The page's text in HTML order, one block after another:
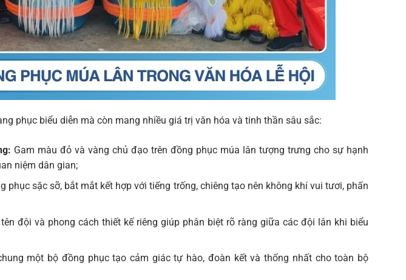
phục biểu diễn mà còn mang nhiều giá trị văn hóa và tinh thần sâu sắc:
Gam màu đỏ và vàng chủ đạo trên đồng phục múa lân tượng trưng cho sự hạnh
niệm dân gian;
phục sặc sỡ, bắt mắt kết hợp với tiếng trống, chiêng tạo nên không khí vui tươi, phấn
tên đội và phong cách thiết kế riêng giúp phân biệt rõ ràng giữa các đội lân khi biểu
một bộ đồng phục tạo cảm giác tự hào, đoàn kết và thống nhất cho toàn bộ